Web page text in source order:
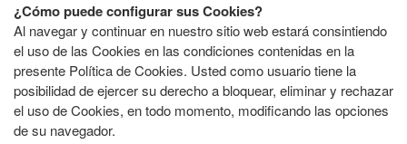
¿Cómo puede configurar sus Cookies?
Al navegar y continuar en nuestro sitio web estará consintiendo
el uso de las Cookies en las condiciones contenidas en la
presente Política de Cookies. Usted como usuario tiene la
posibilidad de ejercer su derecho a bloquear, eliminar y rechazar
el uso de Cookies, en todo momento, modificando las opciones
de su navegador.